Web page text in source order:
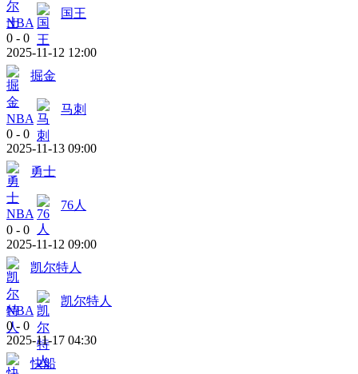
NBA
国王
0 - 0
2025-11-12 12:00
掘金
NBA
马刺
0 - 0
2025-11-13 09:00
勇士
NBA
76人
0 - 0
2025-11-12 09:00
凯尔特人
NBA
凯尔特人
0 - 0
2025-11-17 04:30
快船